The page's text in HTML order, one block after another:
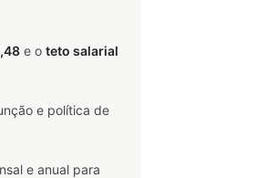
e o teto salarial
e política de
e anual para